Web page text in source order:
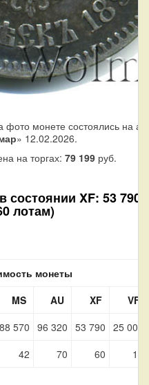
фото монете состоялись на
» 12.02.2026.
на торгах: 79 199 руб.
XF: 53 790
лотам)
монеты
MS AU XF
VF
570 96 320 53 790 25 000
42 70 60 18